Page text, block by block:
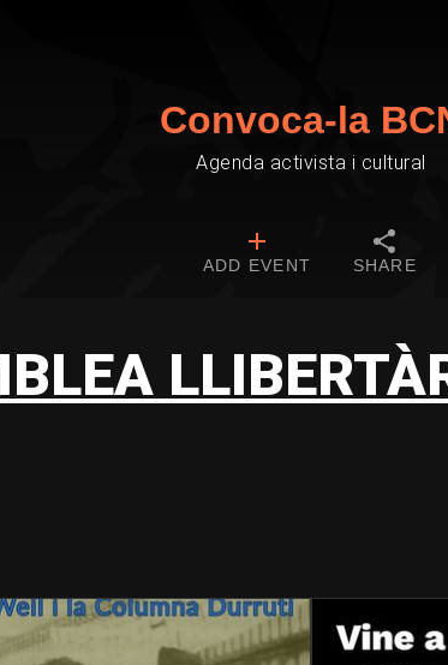
Convoca-la
Agenda activista i cultural
ADD EVENT SHARE